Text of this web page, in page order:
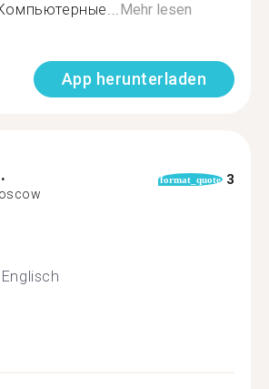
Mehr lesen
App herunterladen
format_quote 3
Englisch